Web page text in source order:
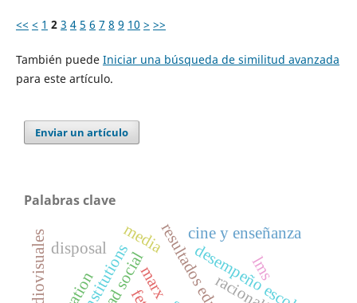
<< < 1 2 3 4 5 6 7 8 9 10 > >>
También puede Iniciar una búsqueda de similitud avanzada
para este artículo.
Enviar un artículo
Palabras clave
desempeño escolar
institutions
disposal
marx
media cine y enseñanza
lms